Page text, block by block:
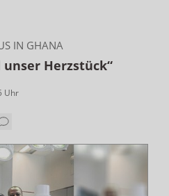
IN GHANA
Herzstück“
Uhr